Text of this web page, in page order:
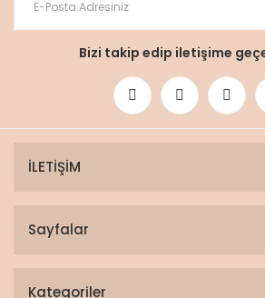
Bizi takip edip iletişime
İLETİŞİM
Sayfalar
Kategoriler